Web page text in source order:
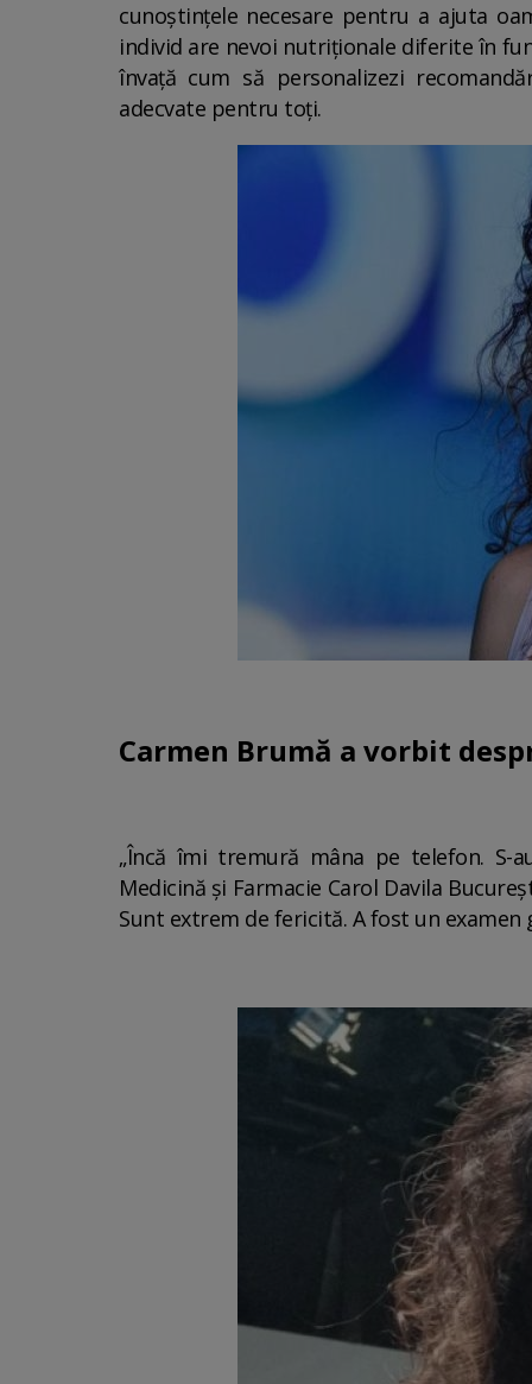
cunoștințele necesare pentru a ajuta
individ are nevoi nutriționale diferite în
învață cum să personalizezi
adecvate pentru toți.
Carmen Brumă a vorbit
„Încă îmi tremură mâna pe telefon. S-
Medicină și Farmacie Carol Davila
Sunt extrem de fericită. A fost un